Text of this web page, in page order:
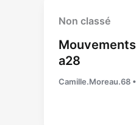
Non classé
a28
Camille.Moreau.68 •